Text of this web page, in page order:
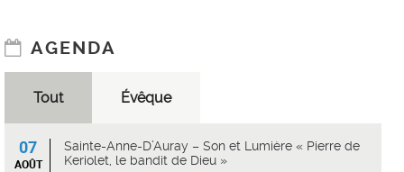
AGENDA
Tout Évêque
07
AOÛT
Sainte-Anne-D’Auray – Son et Lumière « Pierre de
Keriolet, le bandit de Dieu »